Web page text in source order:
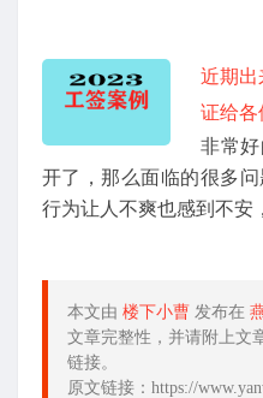
近期出
证给各
非常
开了，那么面临的很多
行为让人不爽也感到不
本文由 楼下小曹 发布在
文章完整性，并请附上文
链接。
原文链接：https://